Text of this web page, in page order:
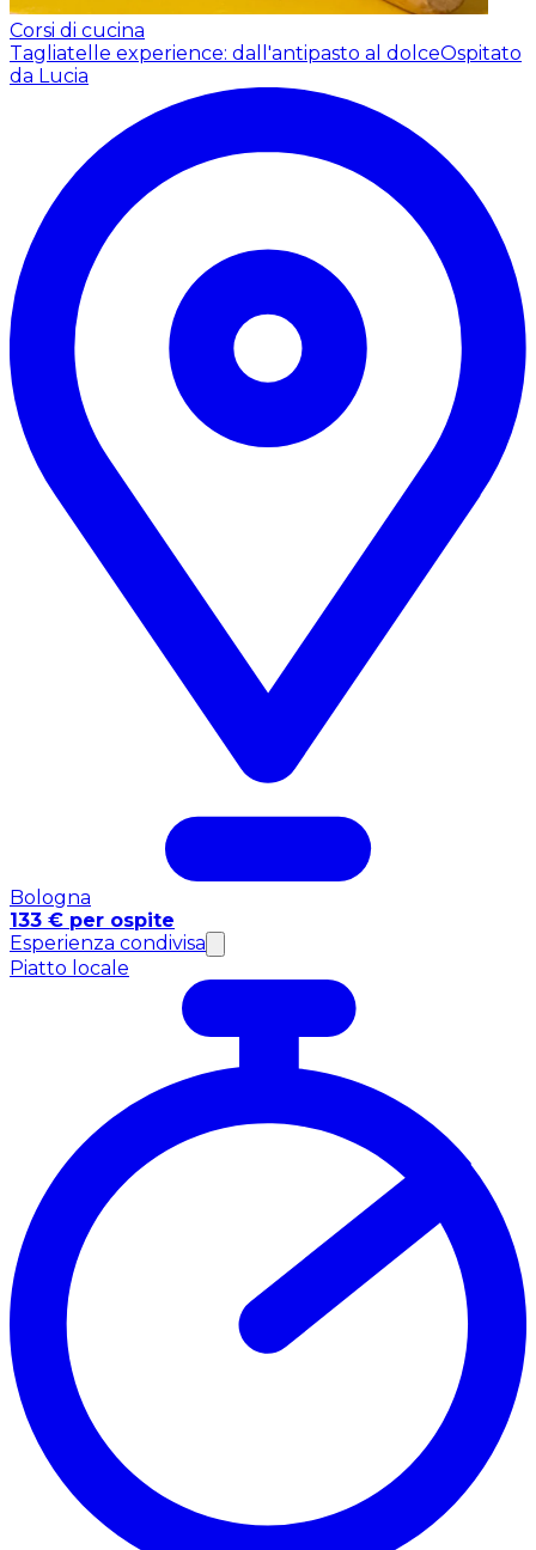
Corsi di cucina
Tagliatelle experience: dall'antipasto al dolceOspitato
da Lucia
Bologna
133 € per ospite
Esperienza condivisa
Piatto locale